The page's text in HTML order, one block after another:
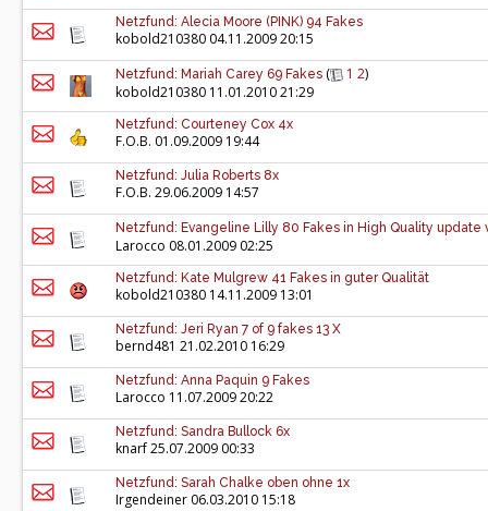
Netzfund: Alecia Moore (PINK) 94 Fakes
kobold210380 04.11.2009 20:15
Netzfund: Mariah Carey 69 Fakes ( 1 2)
kobold210380 11.01.2010 21:29
Netzfund: Courteney Cox 4x
F.O.B. 01.09.2009 19:44
Netzfund: Julia Roberts 8x
F.O.B. 29.06.2009 14:57
Netzfund: Evangeline Lilly 80 Fakes in High Quality update
Larocco 08.01.2009 02:25
Netzfund: Kate Mulgrew 41 Fakes in guter Qualität
kobold210380 14.11.2009 13:01
Netzfund: Jeri Ryan 7 of 9 fakes 13 X
bernd481 21.02.2010 16:29
Netzfund: Anna Paquin 9 Fakes
Larocco 11.07.2009 20:22
Netzfund: Sandra Bullock 6x
knarf25.07.2009 00:33
Netzfund: Sarah Chalke oben ohne 1x
Irgendeiner 06.03.2010 15:18